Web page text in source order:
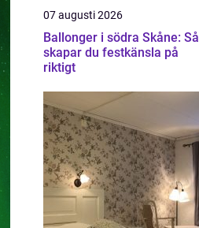
07 augusti 2026
Ballonger i södra Skåne: Så
skapar du festkänsla på
riktigt